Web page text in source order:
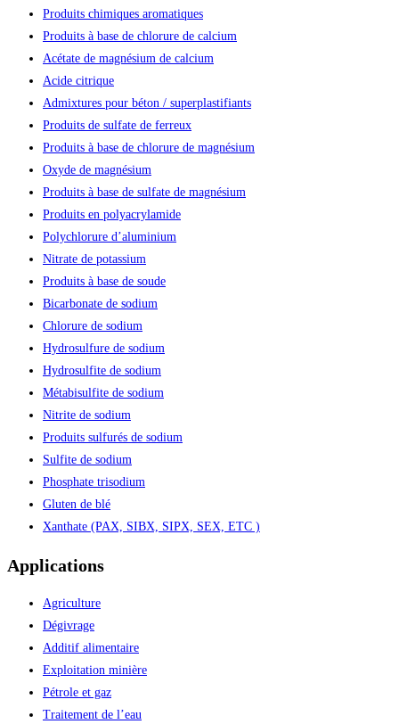
Produits chimiques aromatiques
Produits à base de chlorure de calcium
Acétate de magnésium de calcium
Acide citrique
Admixtures pour béton / superplastifiants
Produits de sulfate de ferreux
Produits à base de chlorure de magnésium
Oxyde de magnésium
Produits à base de sulfate de magnésium
Produits en polyacrylamide
Polychlorure d’aluminium
Nitrate de potassium
Produits à base de soude
Bicarbonate de sodium
Chlorure de sodium
Hydrosulfure de sodium
Hydrosulfite de sodium
Métabisulfite de sodium
Nitrite de sodium
Produits sulfurés de sodium
Sulfite de sodium
Phosphate trisodium
Gluten de blé
Xanthate (PAX, SIBX, SIPX, SEX, ETC )
Applications
Agriculture
Dégivrage
Additif alimentaire
Exploitation minière
Pétrole et gaz
Traitement de l’eau